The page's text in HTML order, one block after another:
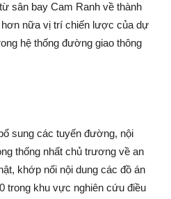
sân bay Cam Ranh về thành
hơn nữa vị trí chiến lược của dự
hệ thống đường giao thông
sung các tuyến đường, nội
thống nhất chủ trương về an
khớp nối nội dung các đồ á‌n
trong khu vực nghiên cứ‌u điều